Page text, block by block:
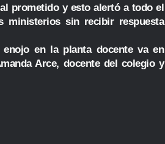
prometido y esto alertó a todo el
ministerios sin recibir respuesta
en la planta docente va en
Arce, docente del colegio y